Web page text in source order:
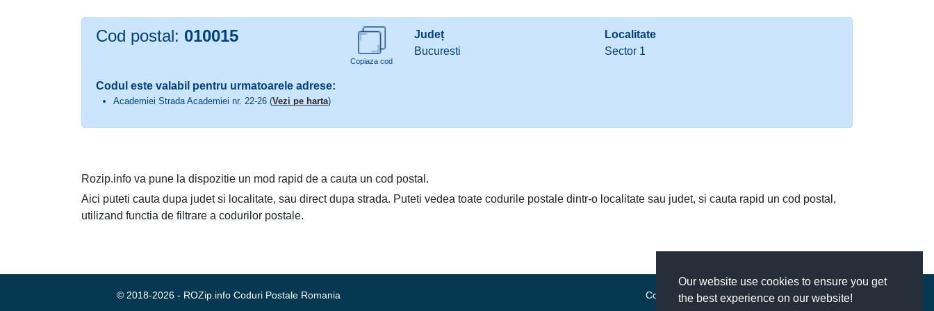
Our website use cookies to ensure you get
the best experience on our website!
Cod postal: 010015
Copiaza cod
Județ
Bucuresti
Localitate
Sector 1
Codul este valabil pentru urmatoarele adrese:
Academiei Strada Academiei nr. 22-26 (Vezi pe harta)
Rozip.info va pune la dispozitie un mod rapid de a cauta un cod postal.
Aici puteti cauta dupa judet si localitate, sau direct dupa strada. Puteti vedea toate codurile postale dintr-o localitate sau judet, si cauta rapid un cod postal,
utilizand functia de filtrare a codurilor postale.
© 2018-2026 - ROZip.info Coduri Postale Romania Contact|Termeni si conditii